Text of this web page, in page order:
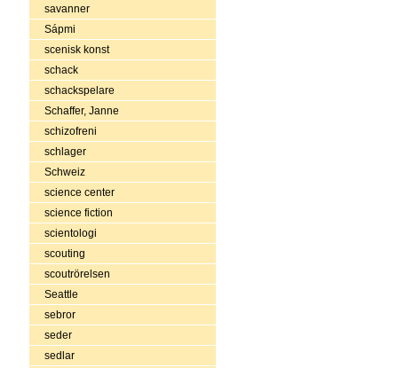
savanner
Sápmi
scenisk konst
schack
schackspelare
Schaffer, Janne
schizofreni
schlager
Schweiz
science center
science fiction
scientologi
scouting
scoutrörelsen
Seattle
sebror
seder
sedlar